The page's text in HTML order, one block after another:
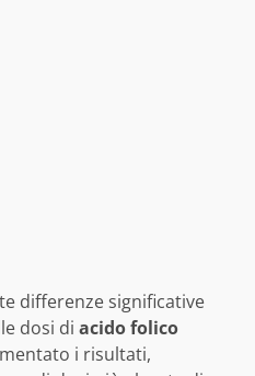
differenze significative
dosi di acido folico
i risultati,